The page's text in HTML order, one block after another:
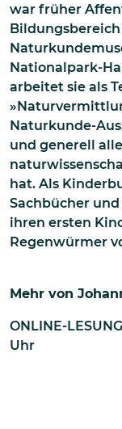
war früher
Nationalpark-
arbeitet sie als
Naturkunde-
und generell
hat. Als
Sachbücher
ihren ersten
Regenwürmer
Mehr von
ONLINE-LESUNG
Uhr